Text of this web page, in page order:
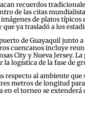
recuerdos
de las citas
de platos
ya trasladó a los
de Guayaquil junto
cuencanos incluye
City y Nueva
la logística de la fase de
respecto al ambiente
metros de longitud
en el torneo se